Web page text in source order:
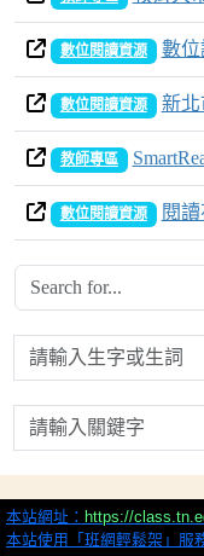
數位閱讀資源 數位
數位閱讀資源 新北
教師專區
數位閱讀資源 閱
請輸入生字或生詞
請輸入關鍵字
本站網址： https://
本站使用「班網輕鬆架」服